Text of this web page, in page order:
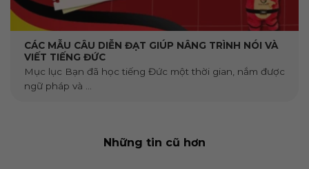
CÁC MẪU CÂU DIỄN ĐẠT GIÚP NÂNG TRÌNH NÓI VÀ
VIẾT TIẾNG ĐỨC
Mục lục Bạn đã học tiếng Đức một thời gian, nắm được
ngữ pháp và ...
Những tin cũ hơn